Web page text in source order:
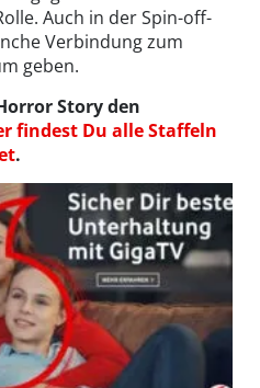
Auch in der Spin-off-
Verbindung zum
geben.
Story den
findest Du alle Staffeln
.